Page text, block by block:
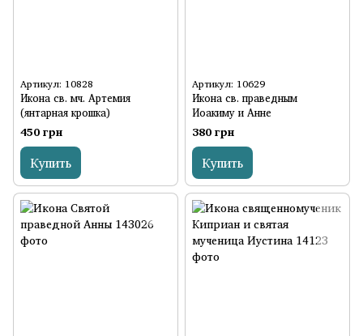
Артикул: 10828
Икона св. мч. Артемия
(янтарная крошка)
450 грн
Купить
Артикул: 10629
Икона св. праведным
Иоакиму и Анне
380 грн
Купить